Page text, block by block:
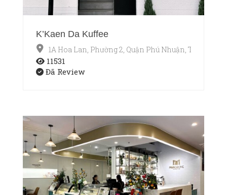
K’Kaen Da Kuffee
1A Hoa Lan, Phường 2, Quận Phú Nhuận, TP.HCM
11531
Đã Review